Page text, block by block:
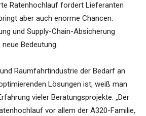
Ratenhochlauf fordert Lieferanten
aber auch enorme Chancen.
und Supply-Chain-Absicherung
Bedeutung.
Raumfahrtindustrie der Bedarf an
Lösungen ist, weiß man
vieler Beratungsprojekte. „Der
vor allem der A320-Familie,